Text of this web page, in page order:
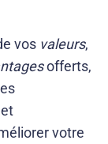
vos valeurs,
offerts,
votre